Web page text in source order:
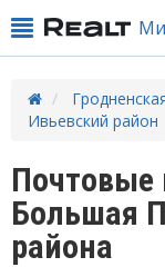
Ивьевский район
Почтовые
Большая
района